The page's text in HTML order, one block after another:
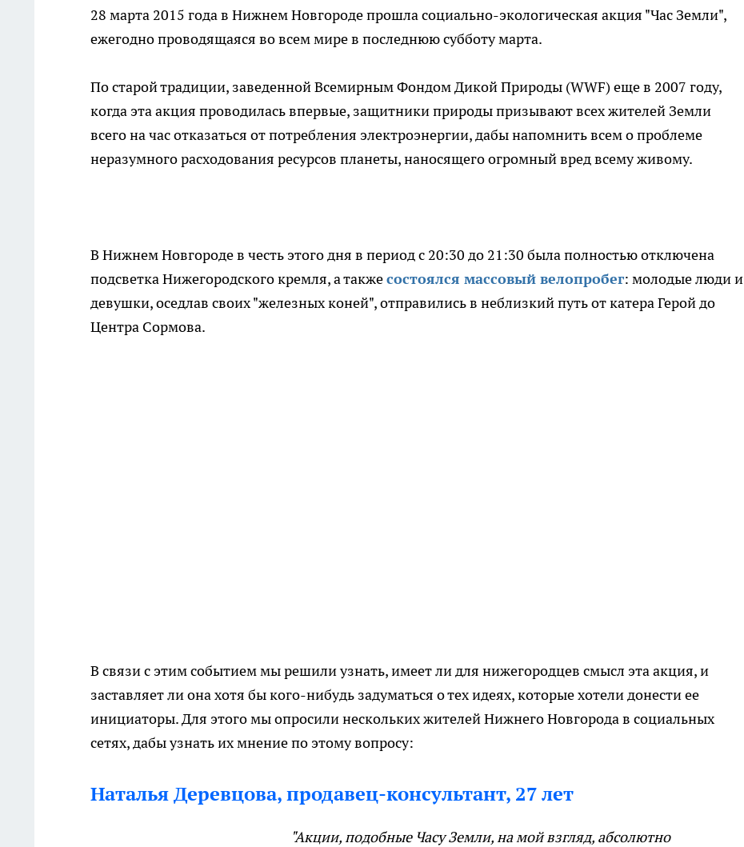
28 марта 2015 года в Нижнем Новгороде прошла социально-экологическая акция "Час Земли",
ежегодно проводящаяся во всем мире в последнюю субботу марта.
По старой традиции, заведенной Всемирным Фондом Дикой Природы (WWF) еще в 2007 году,
когда эта акция проводилась впервые, защитники природы призывают всех жителей Земли
всего на час отказаться от потребления электроэнергии, дабы напомнить всем о проблеме
неразумного расходования ресурсов планеты, наносящего огромный вред всему живому.
В Нижнем Новгороде в честь этого дня в период с 20:30 до 21:30 была полностью отключена
подсветка Нижегородского кремля, а такжесостоялся массовый велопробег: молодые люди и
девушки, оседлав своих "железных коней", отправились в неблизкий путь от катера Герой до
Центра Сормова.
В связи с этим событием мы решили узнать, имеет ли для нижегородцев смысл эта акция, и
заставляет ли она хотя бы кого-нибудь задуматься о тех идеях, которые хотели донести ее
инициаторы. Для этого мы опросили нескольких жителей Нижнего Новгорода в социальных
сетях, дабы узнать их мнение по этому вопросу:
Наталья Деревцова, продавец-консультант, 27 лет
"Акции, подобные Часу Земли, на мой взгляд, абсолютно